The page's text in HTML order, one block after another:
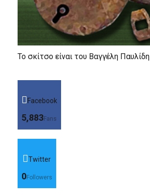
Το σκίτσο είναι του Βαγγέλη Παυλίδη
Facebook
5,883Fans
Twitter
0Followers